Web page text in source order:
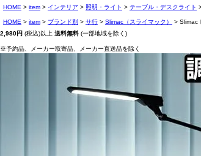
HOME item インテリア 照明・ライト テーブル・デスクライト
HOME item ブランド別 サ行 Slimac（スライマック）
Slimac
2,980円 (税込)以上 送料無料 (一部地域を除く)
※予約品、メーカー取寄品、メーカー直送品を除く